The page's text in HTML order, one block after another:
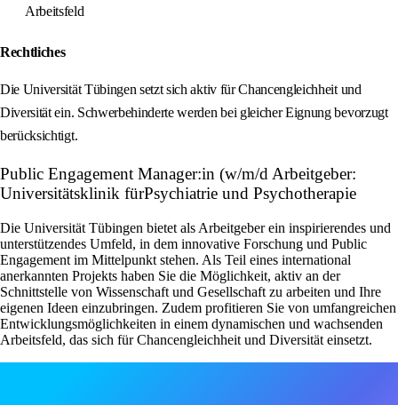
Arbeitsfeld
Rechtliches
Die Universität Tübingen setzt sich aktiv für Chancengleichheit und
Diversität ein. Schwerbehinderte werden bei gleicher Eignung bevorzugt
berücksichtigt.
Public Engagement Manager:in (w/m/d Arbeitgeber:
Universitätsklinik fürPsychiatrie und Psychotherapie
Die Universität Tübingen bietet als Arbeitgeber ein inspirierendes und
unterstützendes Umfeld, in dem innovative Forschung und Public
Engagement im Mittelpunkt stehen. Als Teil eines international
anerkannten Projekts haben Sie die Möglichkeit, aktiv an der
Schnittstelle von Wissenschaft und Gesellschaft zu arbeiten und Ihre
eigenen Ideen einzubringen. Zudem profitieren Sie von umfangreichen
Entwicklungsmöglichkeiten in einem dynamischen und wachsenden
Arbeitsfeld, das sich für Chancengleichheit und Diversität einsetzt.